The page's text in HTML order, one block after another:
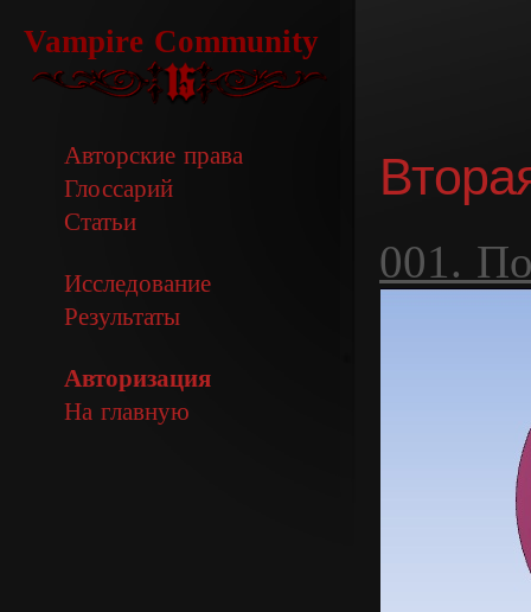
Vampire Community
Авторские права
Глоссарий
Статьи
Исследование
Результаты
Авторизация
На главную
001.